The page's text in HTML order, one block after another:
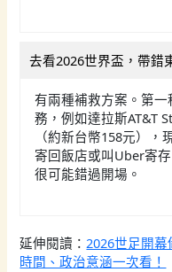
去看2026世界盃，帶錯
有兩種補救方案。第
務，例如達拉斯AT&T
（約新台幣158元）
寄回飯店或叫Uber寄
很可能錯過開場。
延伸閱讀：2026世足開
時間、政治意涵一次看！